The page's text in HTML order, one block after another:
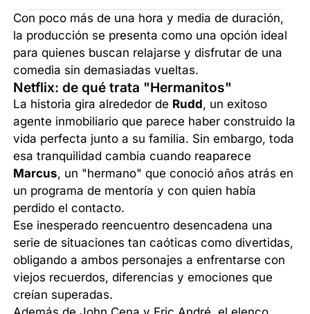
Con poco más de una hora y media de duración,
la producción se presenta como una opción ideal
para quienes buscan relajarse y disfrutar de una
comedia sin demasiadas vueltas.
Netflix: de qué trata "Hermanitos"
La historia gira alrededor de Rudd, un exitoso
agente inmobiliario que parece haber construido la
vida perfecta junto a su familia. Sin embargo, toda
esa tranquilidad cambia cuando reaparece
Marcus, un "hermano" que conoció años atrás en
un programa de mentoría y con quien había
perdido el contacto.
Ese inesperado reencuentro desencadena una
serie de situaciones tan caóticas como divertidas,
obligando a ambos personajes a enfrentarse con
viejos recuerdos, diferencias y emociones que
creían superadas.